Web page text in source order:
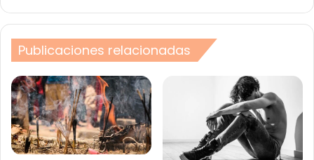
Publicaciones relacionadas